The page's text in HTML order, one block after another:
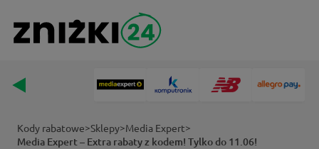
Kody rabatowe>Sklepy>Media Expert>
Media Expert – Extra rabaty z kodem! Tylko do 11.06!